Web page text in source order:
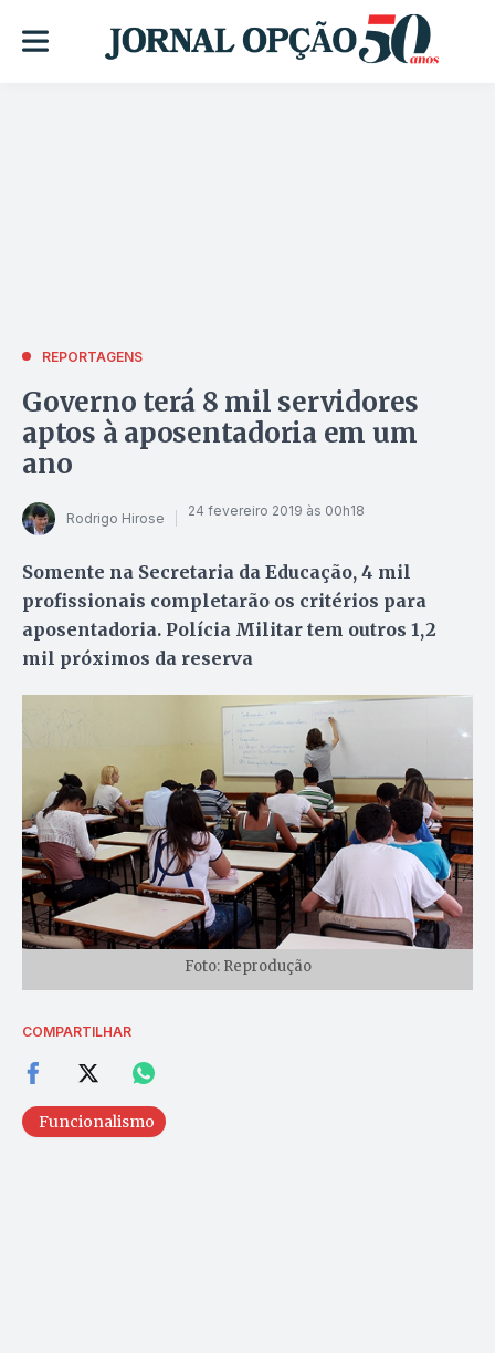
REPORTAGENS
Governo terá 8 mil servidores
aptos à aposentadoria em um
ano
Rodrigo Hirose 24 fevereiro 2019 às 00h18
Somente na Secretaria da Educação, 4 mil
profissionais completarão os critérios para
aposentadoria. Polícia Militar tem outros 1,2
mil próximos da reserva
Foto: Reprodução
COMPARTILHAR
Funcionalismo